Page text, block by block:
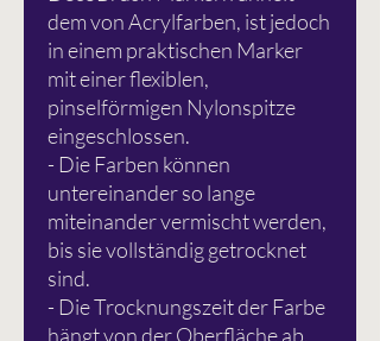
dem von Acrylfarben, ist jedoch
in einem praktischen Marker
mit einer flexiblen,
pinselförmigen Nylonspitze
eingeschlossen.
- Die Farben können
untereinander so lange
miteinander vermischt werden,
bis sie vollständig getrocknet
sind.
- Die Trocknungszeit der Farbe
hängt von der Oberfläche ab,